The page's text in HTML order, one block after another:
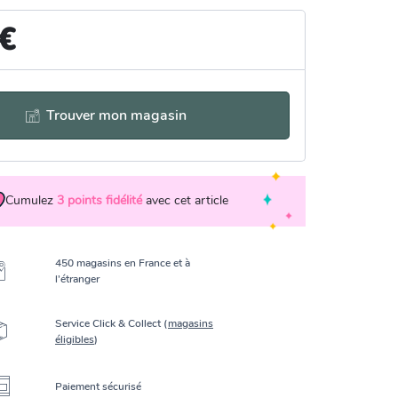
Trouver mon magasin
Cumulez 3 points fidélité avec cet article
450 magasins en France et à
l’étranger
Service Click & Collect (magasins
éligibles)
Paiement sécurisé